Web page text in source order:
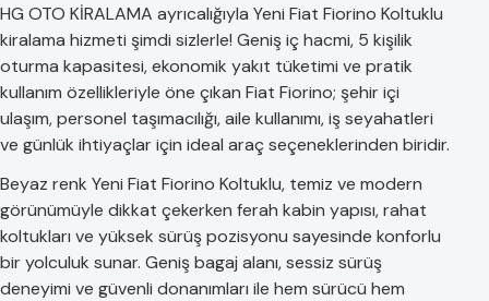
HG OTO KİRALAMA ayrıcalığıyla Yeni Fiat Fiorino Koltuklu
kiralama hizmeti şimdi sizlerle! Geniş iç hacmi, 5 kişilik
oturma kapasitesi, ekonomik yakıt tüketimi ve pratik
kullanım özellikleriyle öne çıkan Fiat Fiorino; şehir içi
ulaşım, personel taşımacılığı, aile kullanımı, iş seyahatleri
ve günlük ihtiyaçlar için ideal araç seçeneklerinden biridir.
Beyaz renk Yeni Fiat Fiorino Koltuklu, temiz ve modern
görünümüyle dikkat çekerken ferah kabin yapısı, rahat
koltukları ve yüksek sürüş pozisyonu sayesinde konforlu
bir yolculuk sunar. Geniş bagaj alanı, sessiz sürüş
deneyimi ve güvenli donanımları ile hem sürücü hem